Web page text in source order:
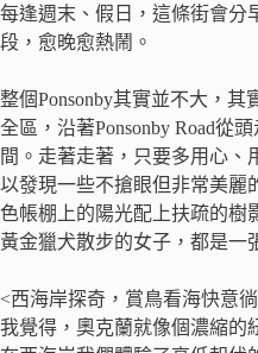
每逢週末、假日，這條街會分
段，愈晚愈熱鬧。
整個Ponsonby其實並不大，其
全區，沿著Ponsonby Road從
間。走著走著，只要多用心、
以發現一些不搶眼但非常美麗
色帳棚上的陽光配上扶疏的樹
黃金獵犬散步的女子，都是
<西海岸探奇，賞鳥看海快意
我覺得，奧克蘭就像個濃縮的